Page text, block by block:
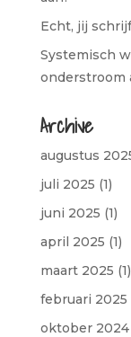
Echt, jij
Systemisch
onderstroom
Archive
augustus
juli 2025 (1)
juni 2025 (1)
april 2025 (1)
maart 2025 (1)
februari 2025
oktober 2024